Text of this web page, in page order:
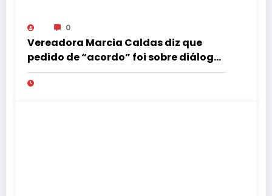
0
Vereadora Marcia Caldas diz que
pedido de “acordo” foi sobre diálogo
institucional